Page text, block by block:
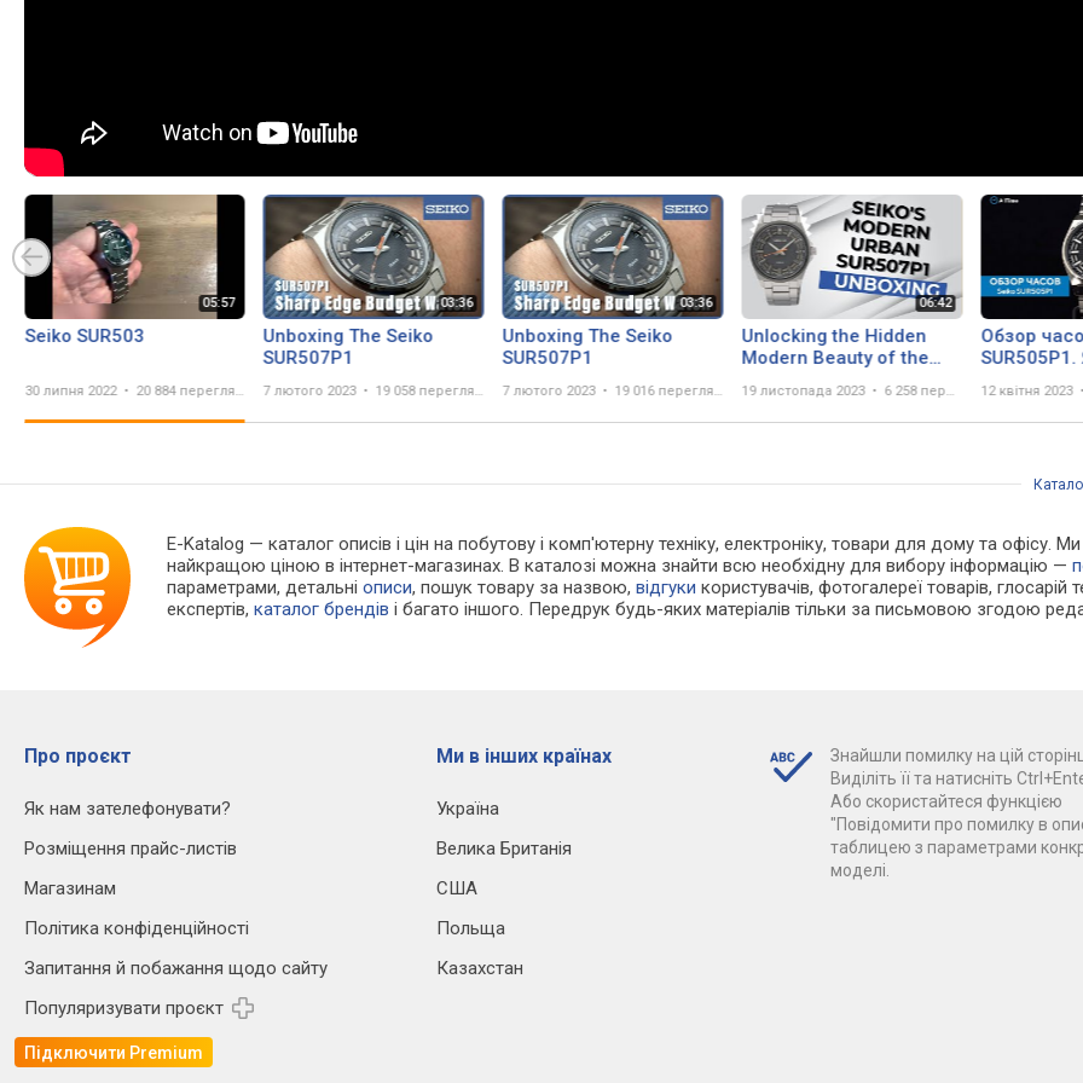
Seiko SUR503
30 липня 2022 20 884 перегляда
Unboxing The Seiko
SUR507P1
7 лютого 2023 19 058 переглядів
Unboxing The Seiko
SUR507P1
7 лютого 2023 19 016 переглядів
Unlocking the Hidden
Modern Beauty of the
19 листопада 2023 6 258 переглядів
Обзор
12 квітня 2023
E-Katalog — каталог описів і цін на побутову і комп'ютерну техніку, електроніку, товари для дому та офісу.
найкращою ціною в інтернет-магазинах. В каталозі можна знайти всю необхідну для вибору інформацію —
параметрами, детальніописи, пошук товару за назвою,відгуки користувачів, фотогалереї товарів, глосарій
експертів,каталог брендів і багато іншого. Передрук будь-яких матеріалів тільки за письмовою згодою
Про проєкт
Як нам зателефонувати?
Розміщення прайс-листів
Магазинам
Політика конфіденційності
Запитання й побажання щодо сайту
Популяризувати проєкт
Підключити Premium
Ми в інших країнах
Україна
Велика Британія
США
Польща
Казахстан
Знайшли помилку на цій
Виділіть її та натисніть
Або скористайтеся функцією
"Повідомити про помилку в
таблицею з параметрами
моделі.